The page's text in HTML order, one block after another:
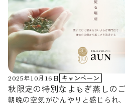
す。クロモジ特有の透明感あふれ
トに癒やし、心の内側から湧き上
していただけます。 この新メニューは、ニュースサイト
「Newsrelea.se」にて紹介されま
れた次世代の温活として、早くも
▼Newsrelea.seの掲載ページ
◆「クロモジ」とは？
クロモジ（
落葉低木のことで、その気品ある
ブの女王」ともよばれています。
きましたが、近年の研究によって
2025年10月16日 キャンペーン
秋限定の特別なよもぎ蒸しの
朝晩の空気がひんやりと感じられ